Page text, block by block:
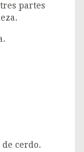
partes
cerdo.